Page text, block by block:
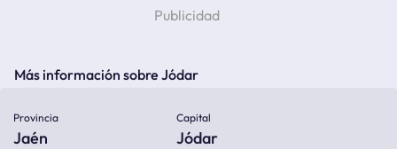
Más información sobre Jódar
Provincia
Jaén
Capital
Jódar